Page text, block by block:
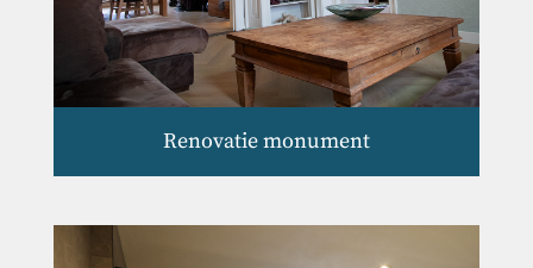
Renovatie monument